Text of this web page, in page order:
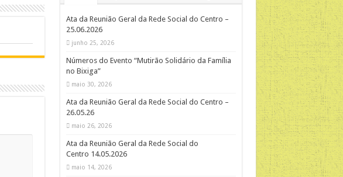
Ata da Reunião Geral da Rede Social do Centro –
25.06.2026
junho 25, 2026
Números do Evento “Mutirão Solidário da Família
no Bixiga”
maio 30, 2026
Ata da Reunião Geral da Rede Social do Centro –
26.05.26
maio 26, 2026
Ata da Reunião Geral da Rede Social do
Centro 14.05.2026
maio 14, 2026